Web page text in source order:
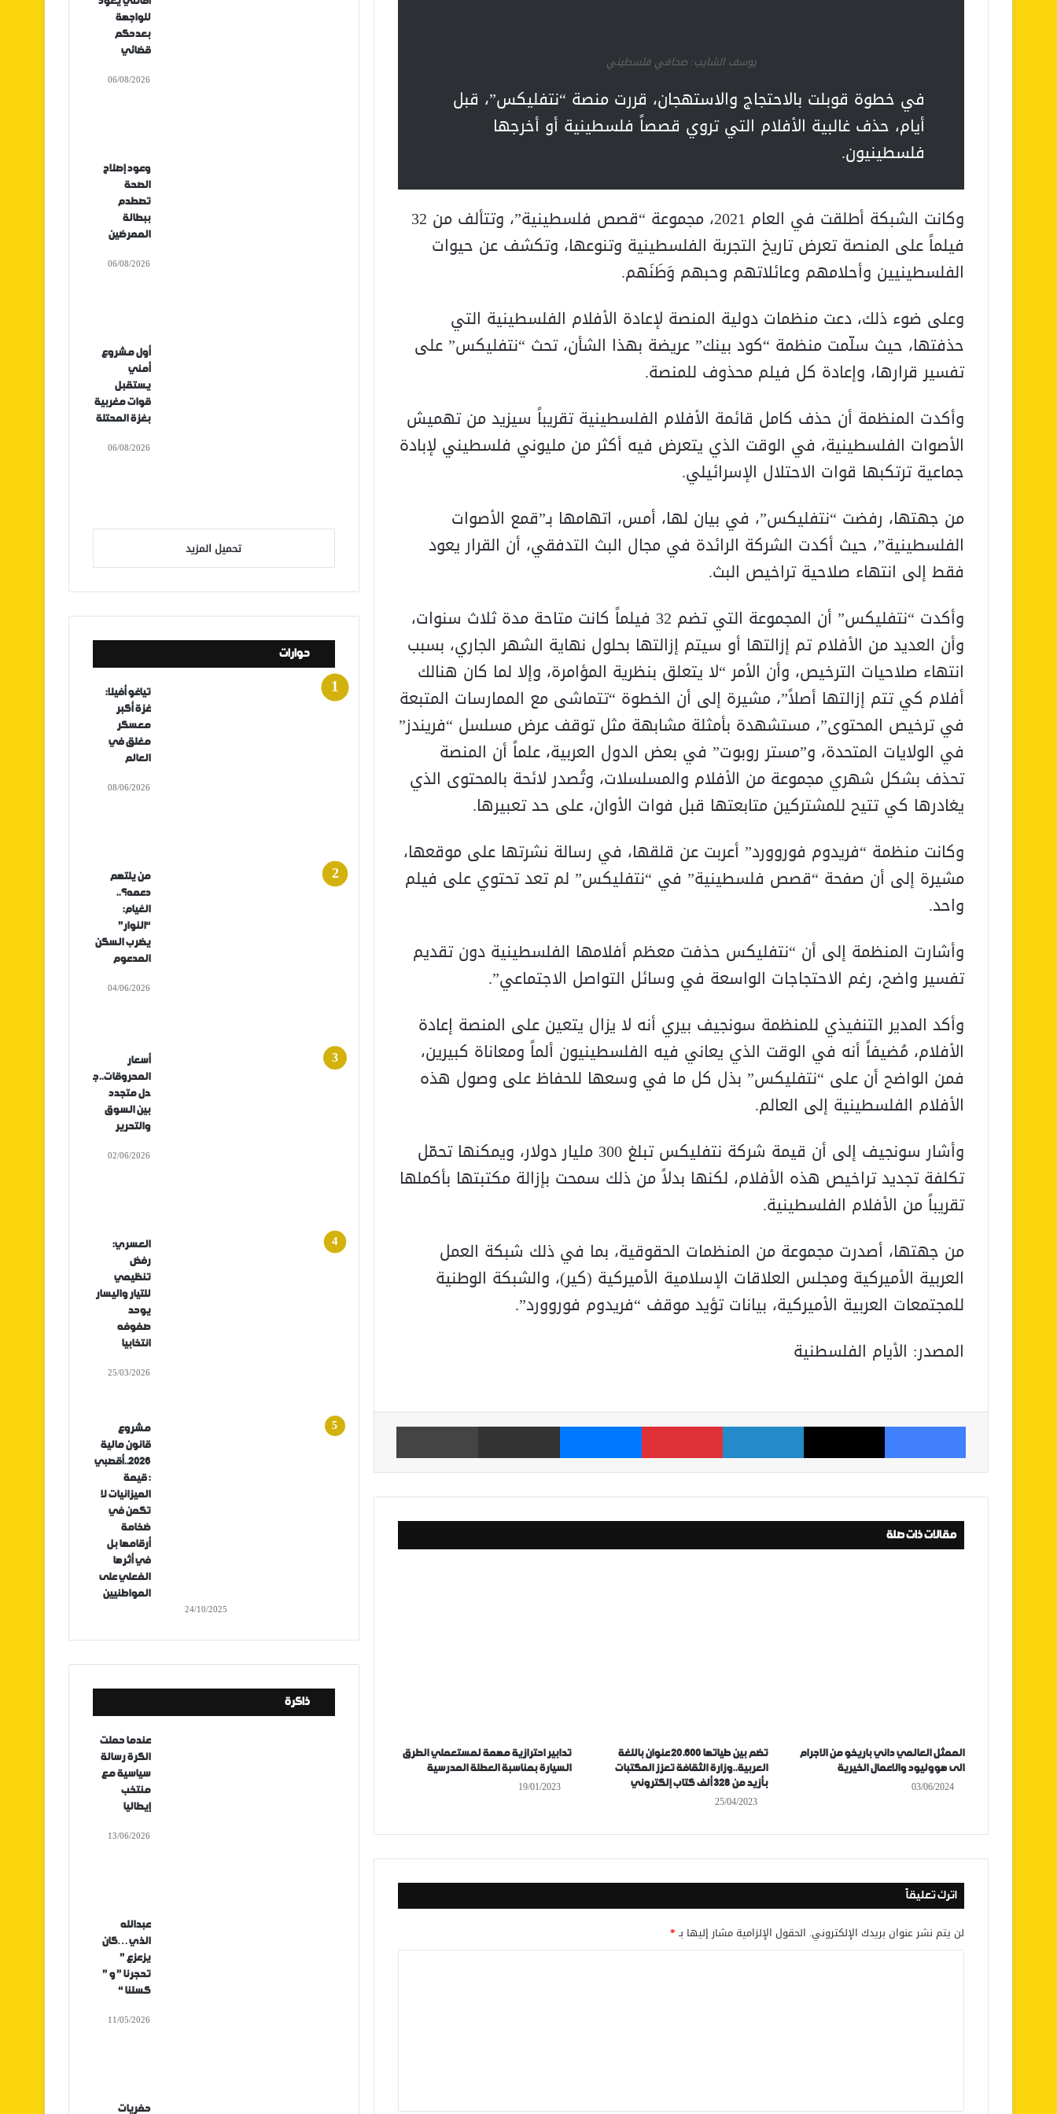
يوسف الشايب: صحافي فلسطيني
في خطوة قوبلت بالاحتجاج والاستهجان، قررت منصة “نتفليكس”، قبل
أيام، حذف غالبية الأفلام التي تروي قصصاً فلسطينية أو أخرجها
فلسطينيون.
وكانت الشبكة أطلقت في العام 2021، مجموعة “قصص فلسطينية”، وتتألف من 32
فيلماً على المنصة تعرض تاريخ التجربة الفلسطينية وتنوعها، وتكشف عن حيوات
الفلسطينيين وأحلامهم وعائلاتهم وحبهم وَطَنَهم.
وعلى ضوء ذلك، دعت منظمات دولية المنصة لإعادة الأفلام الفلسطينية التي
حذفتها، حيث سلّمت منظمة “كود بينك” عريضة بهذا الشأن، تحث “نتفليكس” على
تفسير قرارها، وإعادة كل فيلم محذوف للمنصة.
وأكدت المنظمة أن حذف كامل قائمة الأفلام الفلسطينية تقريباً سيزيد من تهميش
الأصوات الفلسطينية، في الوقت الذي يتعرض فيه أكثر من مليوني فلسطيني لإبادة
جماعية ترتكبها قوات الاحتلال الإسرائيلي.
من جهتها، رفضت “نتفليكس”، في بيان لها، أمس، اتهامها بـ”قمع الأصوات
الفلسطينية”، حيث أكدت الشركة الرائدة في مجال البث التدفقي، أن القرار يعود
فقط إلى انتهاء صلاحية تراخيص البث.
وأكدت “نتفليكس” أن المجموعة التي تضم 32 فيلماً كانت متاحة مدة ثلاث سنوات،
وأن العديد من الأفلام تم إزالتها أو سيتم إزالتها بحلول نهاية الشهر الجاري، بسبب
انتهاء صلاحيات الترخيص، وأن الأمر “لا يتعلق بنظرية المؤامرة، وإلا لما كان هنالك
أفلام كي تتم إزالتها أصلاً”، مشيرة إلى أن الخطوة “تتماشى مع الممارسات المتبعة
في ترخيص المحتوى”، مستشهدة بأمثلة مشابهة مثل توقف عرض مسلسل “فريندز”
في الولايات المتحدة، و”مستر روبوت” في بعض الدول العربية، علماً أن المنصة
تحذف بشكل شهري مجموعة من الأفلام والمسلسلات، وتُصدر لائحة بالمحتوى الذي
يغادرها كي تتيح للمشتركين متابعتها قبل فوات الأوان، على حد تعبيرها.
وكانت منظمة “فريدوم فوروورد” أعربت عن قلقها، في رسالة نشرتها على موقعها،
مشيرة إلى أن صفحة “قصص فلسطينية” في “نتفليكس” لم تعد تحتوي على فيلم
واحد.
وأشارت المنظمة إلى أن “نتفليكس حذفت معظم أفلامها الفلسطينية دون تقديم
تفسير واضح، رغم الاحتجاجات الواسعة في وسائل التواصل الاجتماعي”.
وأكد المدير التنفيذي للمنظمة سونجيف بيري أنه لا يزال يتعين على المنصة إعادة
الأفلام، مُضيفاً أنه في الوقت الذي يعاني فيه الفلسطينيون ألماً ومعاناة كبيرين،
فمن الواضح أن على “نتفليكس” بذل كل ما في وسعها للحفاظ على وصول هذه
الأفلام الفلسطينية إلى العالم.
وأشار سونجيف إلى أن قيمة شركة نتفليكس تبلغ 300 مليار دولار، ويمكنها تحمّل
تكلفة تجديد تراخيص هذه الأفلام، لكنها بدلاً من ذلك سمحت بإزالة مكتبتها بأكملها
تقريباً من الأفلام الفلسطينية.
من جهتها، أصدرت مجموعة من المنظمات الحقوقية، بما في ذلك شبكة العمل
العربية الأميركية ومجلس العلاقات الإسلامية الأميركية (كير)، والشبكة الوطنية
للمجتمعات العربية الأميركية، بيانات تؤيد موقف “فريدوم فوروورد”.
المصدر: الأيام الفلسطنية
فيسبوك ‫X لينكدإن بينتيريست ماسنجر مشاركة عبر البريد
مقالات ذات صلة
الممثل العالمي داني باريخو من الاجرام
الى هووليود والاعمال الخيرية
03/06/2024
تضم بين طياتها 20.600 عنوان باللغة
العربية..وزارة الثقافة تعزز المكتبات
بأزيد من 328 ألف كتاب إلكتروني
25/04/2023
تدابير احترازية مهمة لمستعملي الطرق
السيارة بمناسبة العطلة المدرسية
19/01/2023
اترك تعليقاً
لن يتم نشر عنوان بريدك الإلكتروني. الحقول الإلزامية مشار إليها بـ*
للواجهة
بعدحكم
قضائي
06/08/2026
وعود إصلاح
الصحة
تصطدم
ببطالة
الممرضين
06/08/2026
أول مشروع
أمني
يستقبل
قوات مغربية
بغزة المحتلة
06/08/2026
تحميل المزيد
حوارات
تياغو أفيلا:
غزة أكبر
معسكر
مغلق في
العالم
08/06/2026
من يلتهم
دعمه؟..
الغيام:
“النوار”
يضرب السكن
المدعوم
04/06/2026
أسعار
المحروقات..ج
دل متجدد
بين السوق
والتحرير
02/06/2026
العسري:
رفض
تنظيمي
للتيار واليسار
يوحد
صفوفه
انتخابيا
25/03/2026
مشروع
قانون مالية
2026..أقصبي
: قيمة
الميزانيات لا
تكمن في
ضخامة
أرقامها بل
في أثرها
الفعلي على
المواطنيين
24/10/2025
ذاكرة
عندما حملت
الكرة رسالة
سياسية مع
منتخب
إيطاليا
13/06/2026
عبدالله
الذي…كان
يزعزع ”
تحجرنا ” و ”
كسلنا “
11/05/2026
حفريات